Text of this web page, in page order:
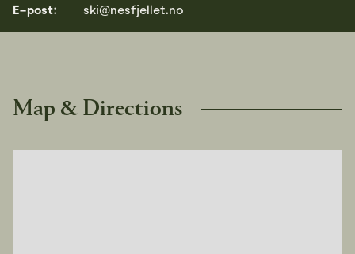
E-post:
ski@nesfjellet.no
Map & Directions